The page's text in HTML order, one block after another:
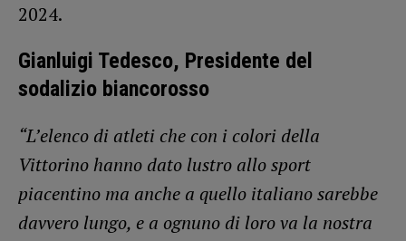
2024.
Gianluigi Tedesco, Presidente del
sodalizio biancorosso
“L’elenco di atleti che con i colori della
Vittorino hanno dato lustro allo sport
piacentino ma anche a quello italiano sarebbe
davvero lungo, e a ognuno di loro va la nostra